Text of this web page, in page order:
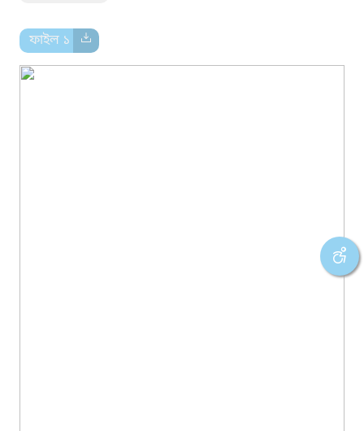
ফাইল ১